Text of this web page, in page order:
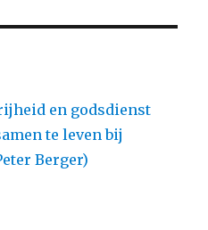
en godsdienst
te leven bij
Berger)